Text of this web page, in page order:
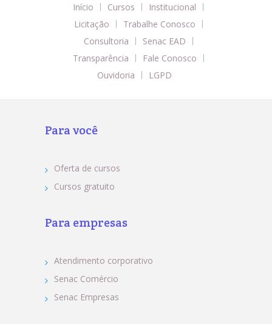
Início Cursos
Institucional
Licitação
Trabalhe Conosco
Consultoria
Senac EAD
Transparência
Fale Conosco
Ouvidoria
LGPD
Para você
Oferta de cursos
Cursos gratuito
Para empresas
Atendimento corporativo
Senac Comércio
Senac Empresas